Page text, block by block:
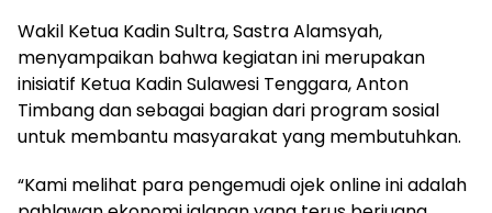
Wakil Ketua Kadin Sultra, Sastra Alamsyah,
menyampaikan bahwa kegiatan ini merupakan
inisiatif Ketua Kadin Sulawesi Tenggara, Anton
Timbang dan sebagai bagian dari program sosial
untuk membantu masyarakat yang membutuhkan.
“Kami melihat para pengemudi ojek online ini adalah